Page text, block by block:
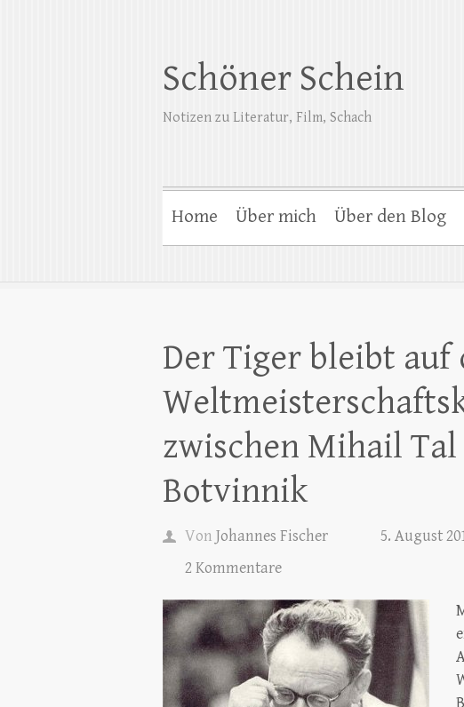
Schöner Schein
Notizen zu Literatur, Film, Schach
Home Über mich Über den Blog
Der Tiger bleibt auf
zwischen Mihail
Botvinnik
Von Johannes Fischer 5. August
2 Kommentare